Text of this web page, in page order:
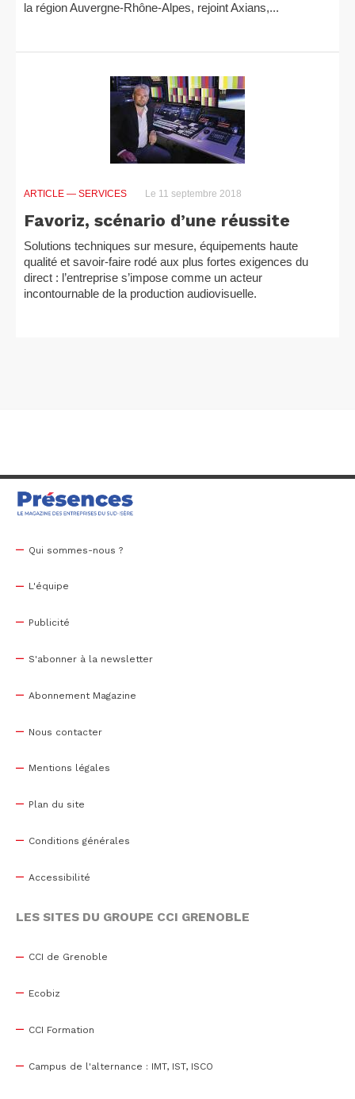
la région Auvergne-Rhône-Alpes, rejoint Axians,...
ARTICLE — SERVICES Le 11 septembre 2018
Favoriz, scénario d’une réussite
Solutions techniques sur mesure, équipements haute
qualité et savoir-faire rodé aux plus fortes exigences du
direct : l’entreprise s’impose comme un acteur
incontournable de la production audiovisuelle.
Qui sommes-nous ?
L'équipe
Publicité
S'abonner à la newsletter
Abonnement Magazine
Nous contacter
Mentions légales
Plan du site
Conditions générales
Accessibilité
LES SITES DU GROUPE CCI GRENOBLE
CCI de Grenoble
Ecobiz
CCI Formation
Campus de l'alternance : IMT, IST, ISCO